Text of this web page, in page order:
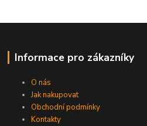
Informace pro zákazníky
O nás
Jak nakupovat
Obchodní podmínky
Kontakty